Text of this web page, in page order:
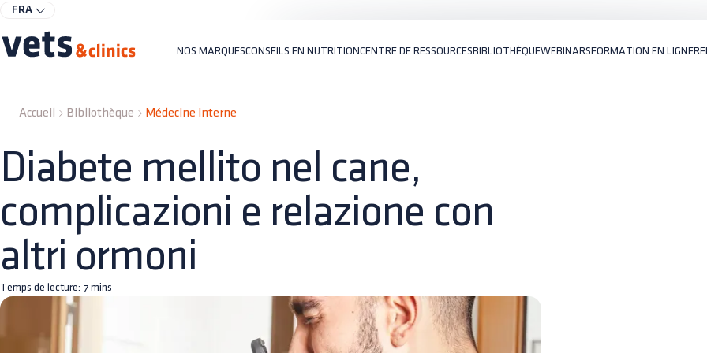
FRA
NOS MARQUESCONSEILS EN NUTRITIONCENTRE DE RESSOURCESBIBLIOTHÈQUEWEBINARSFORMATION EN LIGNE
Accueil Bibliothèque Médecine interne
Diabete mellito nel cane,
complicazioni e relazione con
altri ormoni
Temps de lecture: 7 mins